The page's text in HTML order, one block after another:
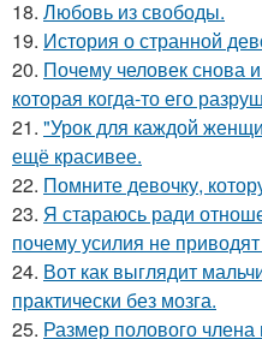
18. Любовь из свободы.
19. История о странной
20. Почему человек снова
которая когда-то его
21. "Урок для каждой
ещё красивее.
22. Помните девочку,
23. Я стараюсь ради
почему усилия не
24. Вот как выглядит
практически без мозга.
25. Размер полового